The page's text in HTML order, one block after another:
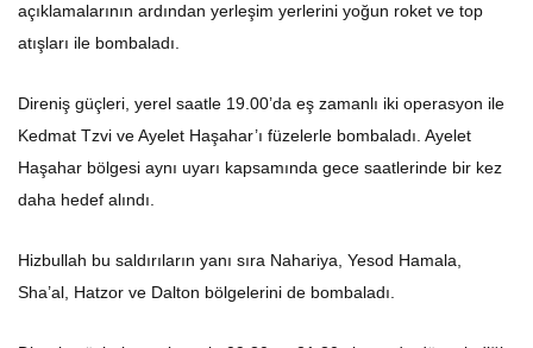
açıklamalarının ardından yerleşim yerlerini yoğun roket ve top
atışları ile bombaladı.
Direniş güçleri, yerel saatle 19.00’da eş zamanlı iki operasyon ile
Kedmat Tzvi ve Ayelet Haşahar’ı füzelerle bombaladı. Ayelet
Haşahar bölgesi aynı uyarı kapsamında gece saatlerinde bir kez
daha hedef alındı.
Hizbullah bu saldırıların yanı sıra Nahariya, Yesod Hamala,
Sha’al, Hatzor ve Dalton bölgelerini de bombaladı.